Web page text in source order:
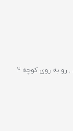
فارس - شیراز - بلوار زرهی , میدان باغ حوض , رو به روی کوچه 2